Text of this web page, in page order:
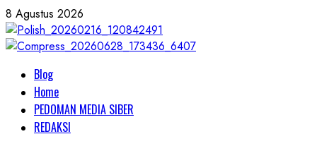
Skip
to
content
8 Agustus 2026
Primary
Menu
Blog
Home
PEDOMAN MEDIA SIBER
REDAKSI